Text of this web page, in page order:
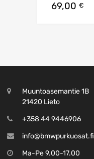
69,00 €
Muuntoasemantie 1B
21420 Lieto
+358 44 9446906
info@bmwpurkuosat.fi
Ma-Pe 9.00-17.00